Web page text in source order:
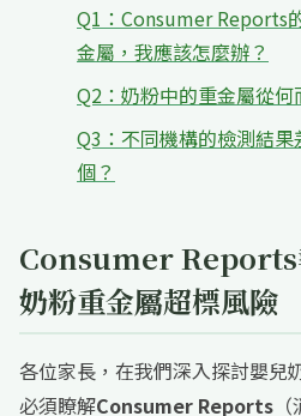
Q1：Consumer Reports
金屬，我應該怎麼辦？
Q2：奶粉中的重金屬從何
Q3：不同機構的檢測結
個？
Consumer Reports
奶粉重金屬超標風險
各位家長，在我們深入探討嬰兒
必須瞭解Consumer Reports